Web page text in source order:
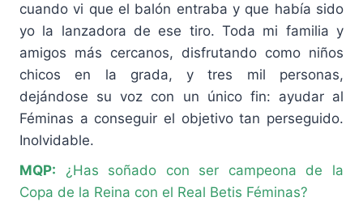
cuando vi que el balón entraba y que había sido
yo la lanzadora de ese tiro. Toda mi familia y
amigos más cercanos, disfrutando como niños
chicos en la grada, y tres mil personas,
dejándose su voz con un único fin: ayudar al
Féminas a conseguir el objetivo tan perseguido.
Inolvidable.
MQP: ¿Has soñado con ser campeona de la
Copa de la Reina con el Real Betis Féminas?